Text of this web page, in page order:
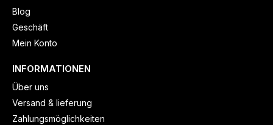
Blog
Geschäft
Mein Konto
INFORMATIONEN
Über uns
Versand & lieferung
Zahlungsmöglichkeiten